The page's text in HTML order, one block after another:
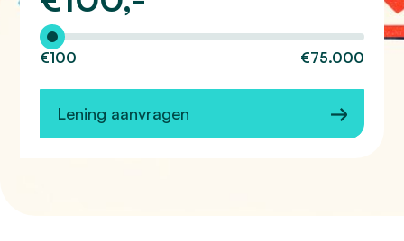
€100 €75.000
Lening aanvragen